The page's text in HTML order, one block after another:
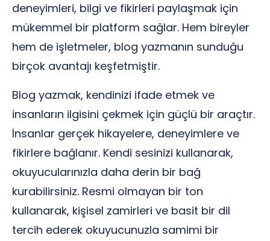
deneyimleri, bilgi ve fikirleri paylaşmak için
mükemmel bir platform sağlar. Hem bireyler
hem de işletmeler, blog yazmanın sunduğu
birçok avantajı keşfetmiştir.
Blog yazmak, kendinizi ifade etmek ve
insanların ilgisini çekmek için güçlü bir araçtır.
İnsanlar gerçek hikayelere, deneyimlere ve
fikirlere bağlanır. Kendi sesinizi kullanarak,
okuyucularınızla daha derin bir bağ
kurabilirsiniz. Resmi olmayan bir ton
kullanarak, kişisel zamirleri ve basit bir dil
tercih ederek okuyucunuzla samimi bir